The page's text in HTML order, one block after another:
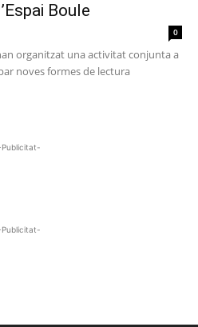
Boule
0
organitzat una activitat conjunta a
noves formes de lectura